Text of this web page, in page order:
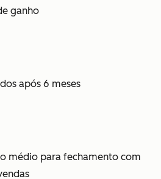
ganho
após 6 meses
médio para fechamento com